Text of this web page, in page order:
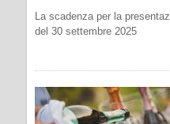
La scadenza per la
del 30 settembre 2025